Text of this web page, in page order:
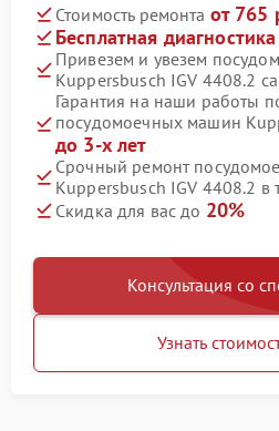
Стоимость ремонта от 765
Бесплатная диагностика
Привезем и увезем
Kuppersbusch IGV 4408.2
Гарантия на наши работы
посудомоечных машин
до 3-х лет
Срочный ремонт
Kuppersbusch IGV 4408.2 в
Скидка для вас до 20%
Консультация со
Узнать